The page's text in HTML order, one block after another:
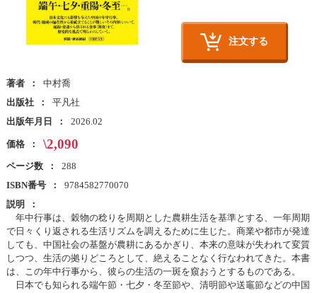
注文する
著者
中村喬
出版社
平凡社
出版年月日
2026.02
価格 \2,090
ページ数
288
ISBN番号
9784582770070
説明
年中行事は、穀物の稔りを周期とした農耕生活を基準とする、一年周期
で日々くり返される生活リズムを調えるために生じた。商業や都市が発達
しても、中国社会の基盤が農耕にあるかぎり、本来の意味が失われて変質
しつつ、生活の拠りどころとして、絶えることなく行なわれてきた。本書
は、この年中行事から、彼らの生活の一斑を窺おうとするものである。
日本でも知られる端午節・七夕・冬至節や、清明節や送竈節などの中国